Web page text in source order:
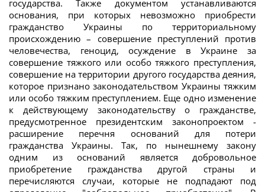
государства. Также документом устанавливаются
основания, при которых невозможно приобрести
гражданство Украины по территориальному
происхождению – совершение преступлений против
человечества, геноцид, осуждение в Украине за
совершение тяжкого или особо тяжкого преступления,
совершение на территории другого государства деяния,
которое признано законодательством Украины тяжким
или особо тяжким преступлением. Еще одно изменение
к действующему законодательству о гражданстве,
предусмотренное президентским законопроектом -
расширение перечня оснований для потери
гражданства Украины. Так, по нынешнему закону
одним из оснований является добровольное
приобретение гражданства другой страны и
перечисляются случаи, которые не подпадают под